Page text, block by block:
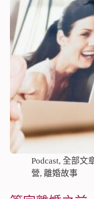
Podcast, 全部文
營, 離婚故事